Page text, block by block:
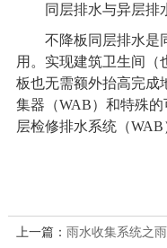
同层排水与异层排
不降板同层排水是
用。实现建筑卫生间（
板也无需额外抬高完成
集器（WAB）和特殊
层检修排水系统（WAB
上一篇： 雨水收集系统之